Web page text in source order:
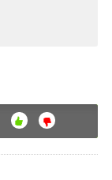
OU
I
NO